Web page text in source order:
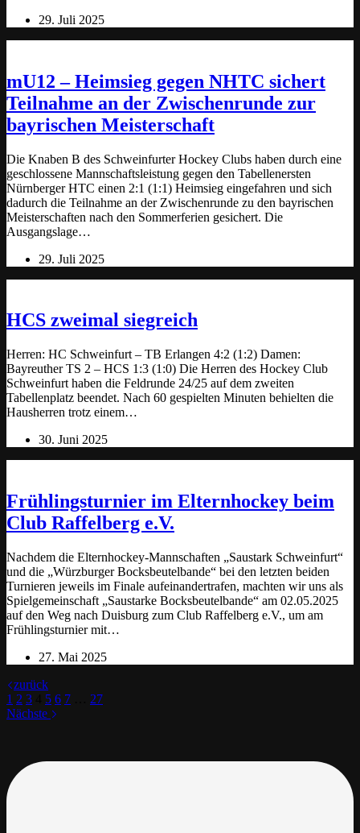
29. Juli 2025
mU12 – Heimsieg gegen NHTC sichert
Teilnahme an der Zwischenrunde zur
bayrischen Meisterschaft
Die Knaben B des Schweinfurter Hockey Clubs haben durch eine
geschlossene Mannschaftsleistung gegen den Tabellenersten
Nürnberger HTC einen 2:1 (1:1) Heimsieg eingefahren und sich
dadurch die Teilnahme an der Zwischenrunde zu den bayrischen
Meisterschaften nach den Sommerferien gesichert. Die
Ausgangslage…
29. Juli 2025
HCS zweimal siegreich
Herren: HC Schweinfurt – TB Erlangen 4:2 (1:2) Damen:
Bayreuther TS 2 – HCS 1:3 (1:0) Die Herren des Hockey Club
Schweinfurt haben die Feldrunde 24/25 auf dem zweiten
Tabellenplatz beendet. Nach 60 gespielten Minuten behielten die
Hausherren trotz einem…
30. Juni 2025
Frühlingsturnier im Elternhockey beim
Club Raffelberg e.V.
Nachdem die Elternhockey-Mannschaften „Saustark Schweinfurt“
und die „Würzburger Bocksbeutelbande“ bei den letzten beiden
Turnieren jeweils im Finale aufeinandertrafen, machten wir uns als
Spielgemeinschaft „Saustarke Bocksbeutelbande“ am 02.05.2025
auf den Weg nach Duisburg zum Club Raffelberg e.V., um am
Frühlingsturnier mit…
27. Mai 2025
zurück
1 2 3 5 6 7
27
Nächste